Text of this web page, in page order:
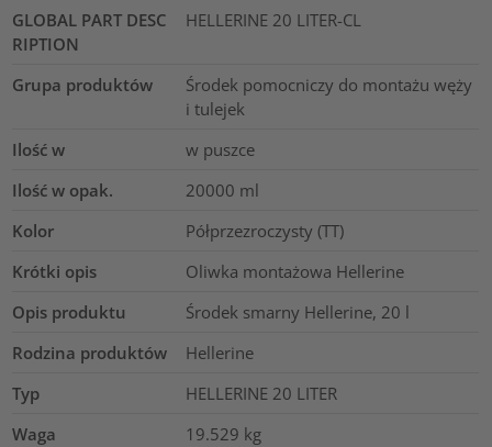
GLOBAL PART DESC
RIPTION
HELLERINE 20 LITER-CL
Grupa produktów
Środek pomocniczy do montażu węży
i tulejek
Ilość w
w puszce
Ilość w opak.
20000 ml
Kolor
Półprzezroczysty (TT)
Krótki opis
Oliwka montażowa Hellerine
Opis produktu
Środek smarny Hellerine, 20 l
Rodzina produktów
Hellerine
Typ
HELLERINE 20 LITER
Waga
19.529 kg